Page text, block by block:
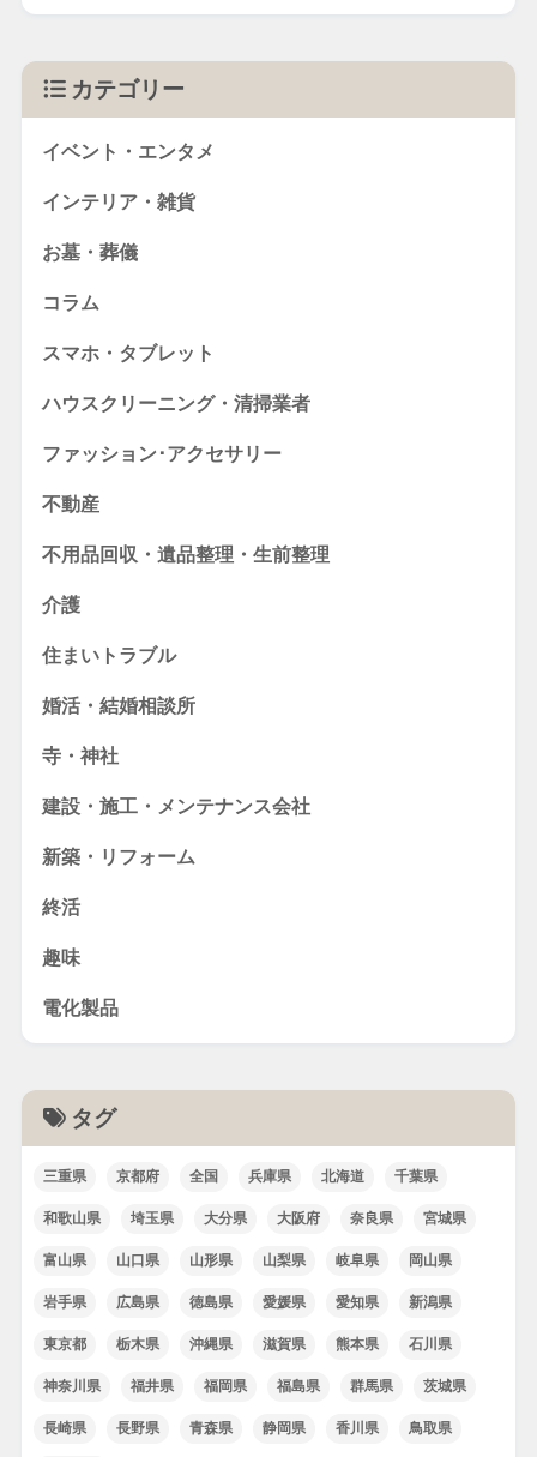
カテゴリー
イベント・エンタメ
インテリア・雑貨
お墓・葬儀
コラム
スマホ・タブレット
ハウスクリーニング・清掃業者
ファッション･アクセサリー
不動産
不用品回収・遺品整理・生前整理
介護
住まいトラブル
婚活・結婚相談所
寺・神社
建設・施工・メンテナンス会社
新築・リフォーム
終活
趣味
電化製品
タグ
三重県 京都府 全国 兵庫県 北海道 千葉県
和歌山県 埼玉県 大分県 大阪府 奈良県 宮城県
富山県 山口県 山形県 山梨県 岐阜県 岡山県
岩手県 広島県 徳島県 愛媛県 愛知県 新潟県
東京都 栃木県 沖縄県 滋賀県 熊本県 石川県
神奈川県 福井県 福岡県 福島県 群馬県 茨城県
長崎県 長野県 青森県 静岡県 香川県 鳥取県